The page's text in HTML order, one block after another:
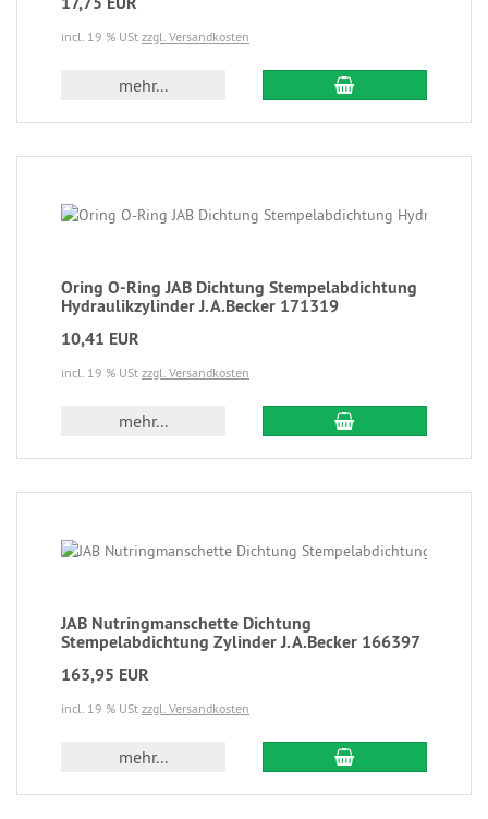
incl. 19 % USt zzgl. Versandkosten
mehr...
Oring O-Ring JAB Dichtung Stempelabdichtung
Hydraulikzylinder J.A.Becker 171319
10,41 EUR
incl. 19 % USt zzgl. Versandkosten
mehr...
JAB Nutringmanschette Dichtung
Stempelabdichtung Zylinder J.A.Becker 166397
163,95 EUR
incl. 19 % USt zzgl. Versandkosten
mehr...